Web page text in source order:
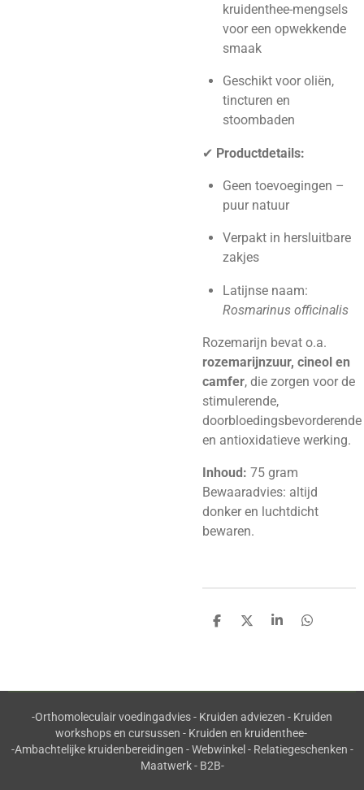
kruidenthee-mengsels
voor een opwekkende
smaak
Geschikt voor oliën,
tincturen en
stoombaden
✔ Productdetails:
Geen toevoegingen –
puur natuur
Verpakt in hersluitbare
zakjes
Latijnse naam:
Rosmarinus officinalis
Rozemarijn bevat o.a.
rozemarijnzuur, cineol en
camfer, die zorgen voor de
stimulerende,
doorbloedingsbevorderende
en antioxidatieve werking.
Inhoud: 75 gram
Bewaaradvies: altijd
donker en luchtdicht
bewaren.
D
D
S
D
-Orthomoleculair voedingadvies - Kruiden adviezen - Kruiden
workshops en cursussen - Kruiden en kruidenthee-
-Ambachtelijke kruidenbereidingen - Webwinkel - Relatiegeschenken -
Maatwerk - B2B-